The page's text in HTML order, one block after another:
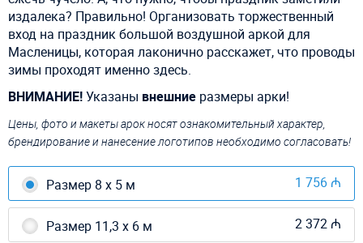
издалека? Правильно! Организовать торжественный
вход на праздник большой воздушной аркой для
Масленицы, которая лаконично расскажет, что проводы
зимы проходят именно здесь.
ВНИМАНИЕ!Указаны внешние размеры арки!
Цены, фото и макеты арок носят ознакомительный характер,
брендирование и нанесение логотипов необходимо согласовать!
Размер 8 х 5 м 1 756 ₼
Размер 11,3 x 6 м 2 372 ₼